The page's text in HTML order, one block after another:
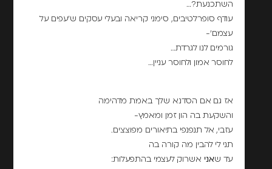
השתכנעת?…
עודף סופרלטיבים, סימני קריאה ובעלי עסקים ש'עפים על
עצמם'-
גורמים לנו לגרדת…
לחוסר אמון ולחוסר עניין…
אז גם אם הסדנא שלך באמת מדהימה
והשקעת בה הון זמן ומאמץ-
עזבי, אל תנפנפי בתיאורים מפוצצים.
תני לי להבין מה קורה בה
עד שאני אשרוק לעצמי בהתפעלות: